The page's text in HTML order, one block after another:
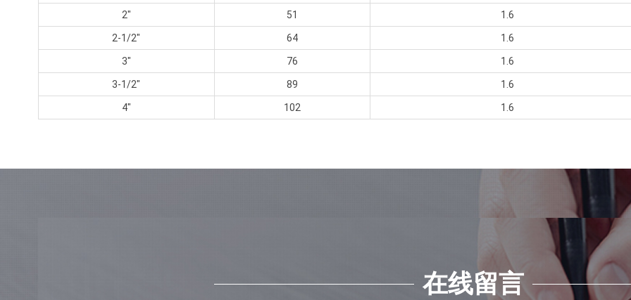
2" 51 1.6
2-1/2" 64 1.6
3" 76 1.6
3-1/2" 89 1.6
4" 102 1.6
在线留言